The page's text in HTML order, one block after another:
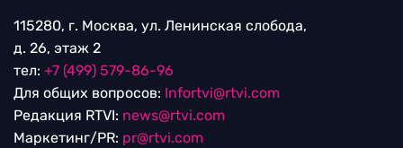
115280, г. Москва, ул. Ленинская слобода,
д. 26, этаж 2
тел: +7 (499) 579-86-96
Для общих вопросов: Infortvi@rtvi.com
Редакция RTVI: news@rtvi.com
Маркетинг/PR: pr@rtvi.com